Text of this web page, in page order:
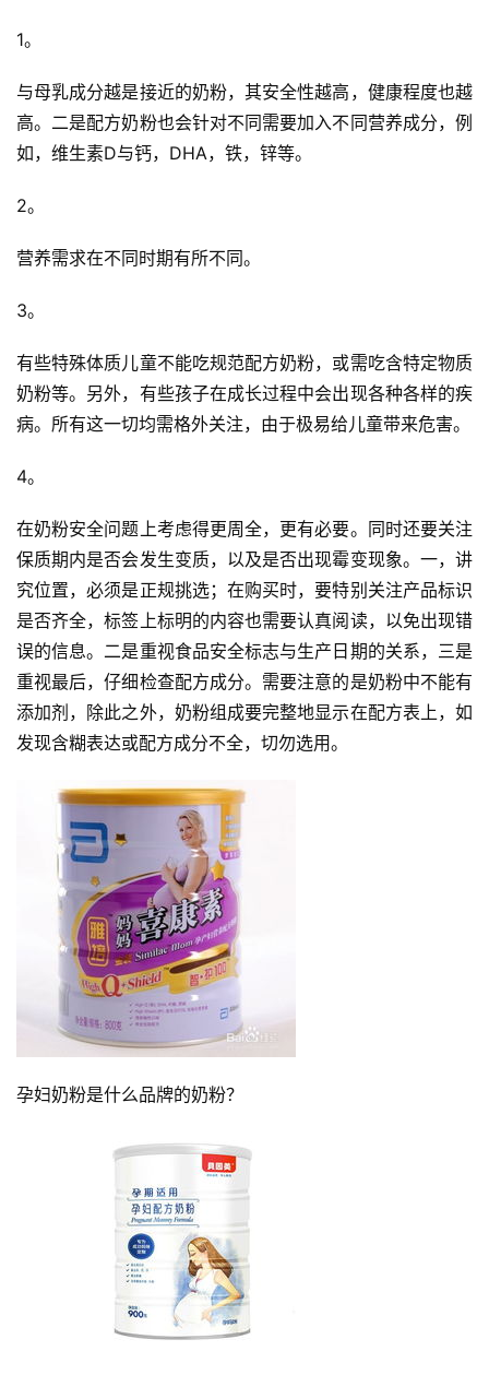
1。
与母乳成分越是接近的奶粉，其安全性越高，健康程度也越
高。 二是配方奶粉也会针对不同需要加入不同营养成分，例
如，维生素D与钙，DHA，铁，锌等。
2。
营养需求在不同时期有所不同。
3。
有些特殊体质儿童不能吃规范配方奶粉，或需吃含特定物质
奶粉等。 另外，有些孩子在成长过程中会出现各种各样的疾
病。 所有这一切均需格外关注，由于极易给儿童带来危害。
4。
在奶粉安全问题上考虑得更周全，更有必要。 同时还要关注
保质期内是否会发生变质，以及是否出现霉变现象。 一，讲
究位置，必须是正规挑选； 在购买时，要特别关注产品标识
是否齐全，标签上标明的内容也需要认真阅读，以免出现错
误的信息。 二是重视食品安全标志与生产日期的关系，三是
重视最后，仔细检查配方成分。 需要注意的是奶粉中不能有
添加剂，除此之外，奶粉组成要完整地显示在配方表上，如
发现含糊表达或配方成分不全，切勿选用。
孕妇奶粉是什么品牌的奶粉？